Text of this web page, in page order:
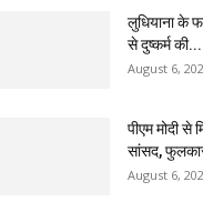
लुधियाना के
से दुष्कर्म की...
August 6,
पीएम मोदी से
सांसद,
August 6,